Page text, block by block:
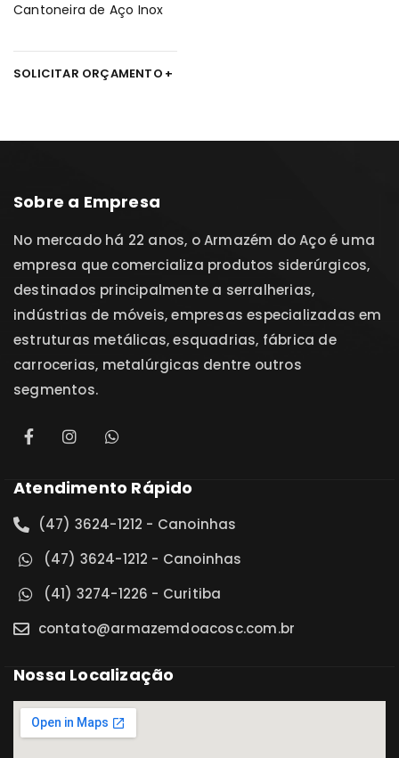
Cantoneira de Aço Inox
SOLICITAR ORÇAMENTO
Sobre a Empresa
No mercado há 22 anos, o Armazém do Aço é uma
empresa que comercializa produtos siderúrgicos,
destinados principalmente a serralherias,
indústrias de móveis, empresas especializadas em
estruturas metálicas, esquadrias, fábrica de
carrocerias, metalúrgicas dentre outros
segmentos.
Atendimento Rápido
(47) 3624-1212 - Canoinhas
(47) 3624-1212 - Canoinhas
(41) 3274-1226 - Curitiba
contato@armazemdoacosc.com.br
Nossa Localização